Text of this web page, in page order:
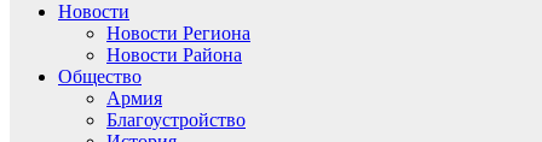
Новости
Новости Региона
Новости Района
Общество
Армия
Благоустройство